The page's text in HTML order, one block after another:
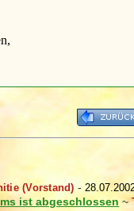
(Vorstand) -
ist abgeschlossen ~